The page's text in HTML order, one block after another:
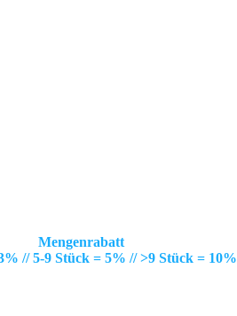
Mengenrabatt
// 5-9 Stück = 5% // >9 Stück = 10%